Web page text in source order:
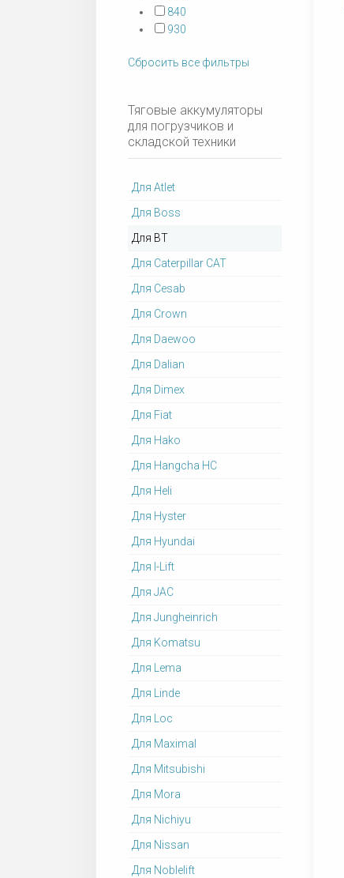
840
930
Сбросить все фильтры
Тяговые аккумуляторы
для погрузчиков и
складской техники
Для Atlet
Для Boss
Для BT
Для Caterpillar CAT
Для Cesab
Для Crown
Для Daewoo
Для Dalian
Для Dimex
Для Fiat
Для Hako
Для Hangcha HC
Для Heli
Для Hyster
Для Hyundai
Для I-Lift
Для JAC
Для Jungheinrich
Для Komatsu
Для Lema
Для Linde
Для Loc
Для Maximal
Для Mitsubishi
Для Mora
Для Nichiyu
Для Nissan
Для Noblelift